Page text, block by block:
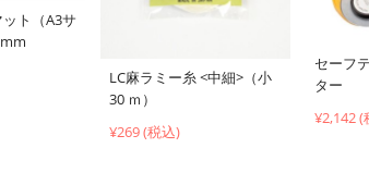
ト（A3サ
LC麻ラミー糸 <中細>（小
30 ｍ）
¥269 (税込)
セーフ
ター
¥2,142 (